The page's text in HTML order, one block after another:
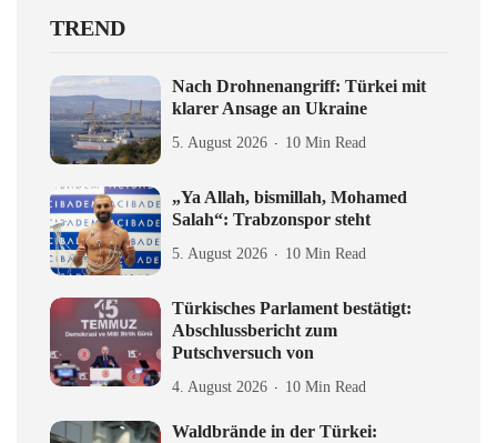
TREND
Nach Drohnenangriff: Türkei mit
klarer Ansage an Ukraine
5. August 2026 10 Min Read
„Ya Allah, bismillah, Mohamed
Salah“: Trabzonspor steht
5. August 2026 10 Min Read
Türkisches Parlament bestätigt:
Abschlussbericht zum
Putschversuch von
4. August 2026 10 Min Read
Waldbrände in der Türkei: